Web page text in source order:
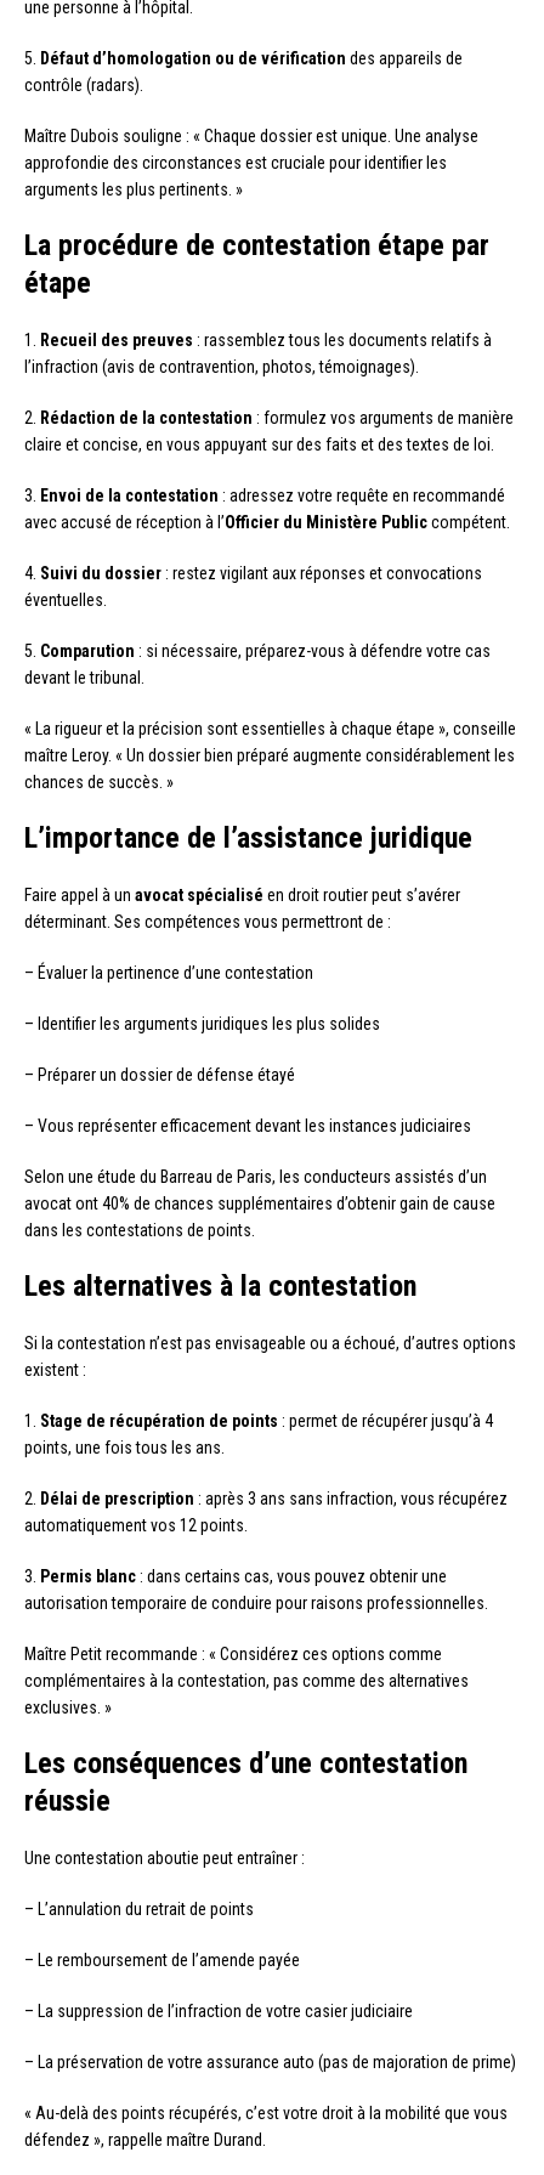
une personne à l’hôpital.
5. Défaut d’homologation ou de vérification des appareils de
contrôle (radars).
Maître Dubois souligne : « Chaque dossier est unique. Une analyse
approfondie des circonstances est cruciale pour identifier les
arguments les plus pertinents. »
La procédure de contestation étape par
étape
1. Recueil des preuves : rassemblez tous les documents relatifs à
l’infraction (avis de contravention, photos, témoignages).
2. Rédaction de la contestation : formulez vos arguments de manière
claire et concise, en vous appuyant sur des faits et des textes de loi.
3. Envoi de la contestation : adressez votre requête en recommandé
avec accusé de réception à l’Officier du Ministère Publiccompétent.
4. Suivi du dossier : restez vigilant aux réponses et convocations
éventuelles.
5. Comparution : si nécessaire, préparez-vous à défendre votre cas
devant le tribunal.
« La rigueur et la précision sont essentielles à chaque étape », conseille
maître Leroy. « Un dossier bien préparé augmente considérablement les
chances de succès. »
L’importance de l’assistance juridique
Faire appel à un avocat spécialisé en droit routier peut s’avérer
déterminant. Ses compétences vous permettront de :
– Évaluer la pertinence d’une contestation
– Identifier les arguments juridiques les plus solides
– Préparer un dossier de défense étayé
– Vous représenter efficacement devant les instances judiciaires
Selon une étude du Barreau de Paris, les conducteurs assistés d’un
avocat ont 40% de chances supplémentaires d’obtenir gain de cause
dans les contestations de points.
Les alternatives à la contestation
Si la contestation n’est pas envisageable ou a échoué, d’autres options
existent :
1. Stage de récupération de points : permet de récupérer jusqu’à 4
points, une fois tous les ans.
2. Délai de prescription : après 3 ans sans infraction, vous récupérez
automatiquement vos 12 points.
3. Permis blanc : dans certains cas, vous pouvez obtenir une
autorisation temporaire de conduire pour raisons professionnelles.
Maître Petit recommande : « Considérez ces options comme
complémentaires à la contestation, pas comme des alternatives
exclusives. »
Les conséquences d’une contestation
réussie
Une contestation aboutie peut entraîner :
– L’annulation du retrait de points
– Le remboursement de l’amende payée
– La suppression de l’infraction de votre casier judiciaire
– La préservation de votre assurance auto (pas de majoration de prime)
« Au-delà des points récupérés, c’est votre droit à la mobilité que vous
défendez », rappelle maître Durand.